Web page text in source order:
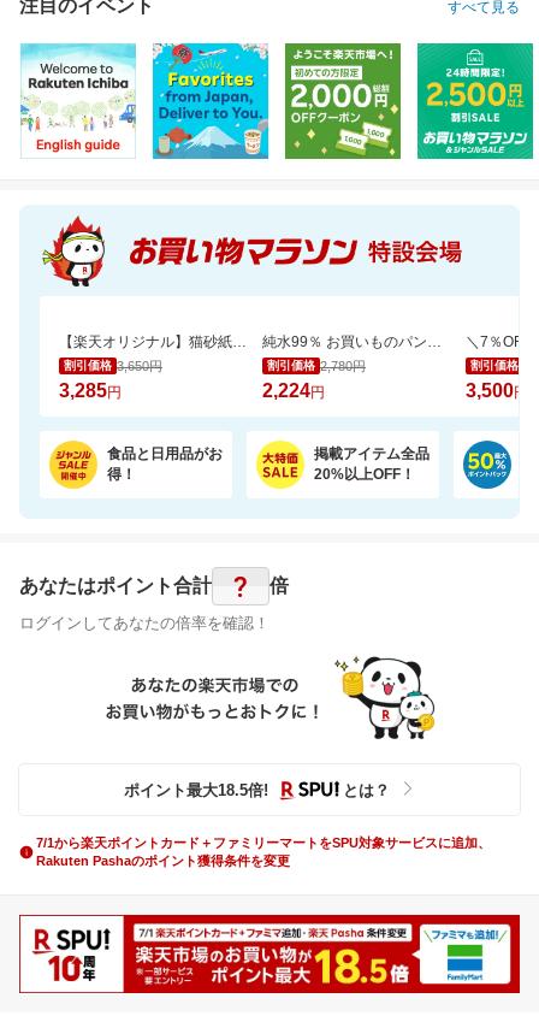
注目のイベント すべて見る
【楽天オリジナル】猫砂紙タイプ大容量＼約一か月548円／今だけお買い得セール！
割引価格 3,650円
3,285円
純水99％ お買いものパンダ！ おしりふき 80枚 24個
割引価格 2,780円
2,224円
割引価格
3,500円
食品と日用品がお
得！
掲載アイテム全品
20%以上OFF！
あなたはポイント合計 ? 倍
ログインしてあなたの倍率を確認！
ポイント最大18.5倍! とは？
7/1から楽天ポイントカード＋ファミリーマートをSPU対象サービスに追加、
Rakuten Pashaのポイント獲得条件を変更